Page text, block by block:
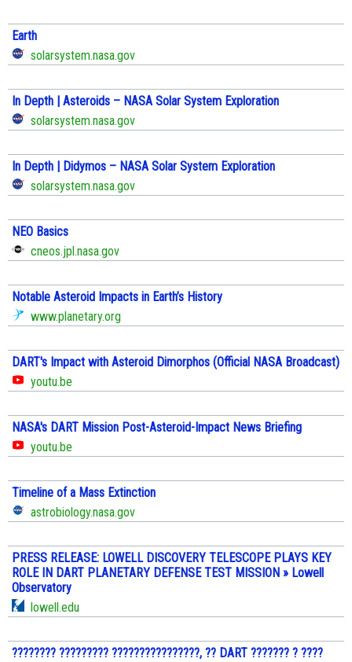
Earth
solarsystem.nasa.gov
In Depth | Asteroids – NASA Solar System Exploration
solarsystem.nasa.gov
In Depth | Didymos – NASA Solar System Exploration
solarsystem.nasa.gov
NEO Basics
cneos.jpl.nasa.gov
Notable Asteroid Impacts in Earth’s History
www.planetary.org
DART's Impact with Asteroid Dimorphos (Official NASA Broadcast)
youtu.be
NASA's DART Mission Post-Asteroid-Impact News Briefing
youtu.be
Timeline of a Mass Extinction
astrobiology.nasa.gov
PRESS RELEASE: LOWELL DISCOVERY TELESCOPE PLAYS KEY
ROLE IN DART PLANETARY DEFENSE TEST MISSION » Lowell
Observatory
lowell.edu
???????? ????????? ????????????????, ?? DART ??????? ? ????